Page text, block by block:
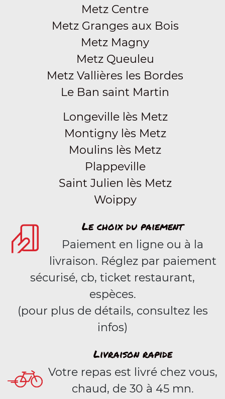
Metz Centre
Metz Granges aux Bois
Metz Magny
Metz Queuleu
Metz Vallières les Bordes
Le Ban saint Martin
Longeville lès Metz
Montigny lès Metz
Moulins lès Metz
Plappeville
Saint Julien lès Metz
Woippy
Le choix du paiement
Paiement en ligne ou à la
livraison. Réglez par paiement
sécurisé, cb, ticket restaurant,
espèces.
(pour plus de détails, consultez les
infos)
Livraison rapide
Votre repas est livré chez vous,
chaud, de 30 à 45 mn.